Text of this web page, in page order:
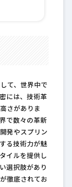
て、世界中で
には、技術革
さがありま
で数々の革新
発やスプリン
る技術力が魅
イルを提供し
選択肢があり
徹底されてお